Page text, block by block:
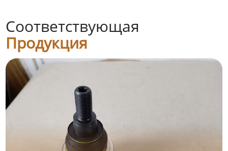
Соответствующая
Продукция